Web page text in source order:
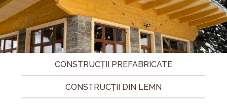
CONSTRUCȚII PREFABRICATE
CONSTRUCȚII DIN LEMN